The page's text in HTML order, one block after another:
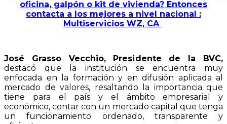
oficina, galpón o kit de vivienda? Entonces
contacta a los mejores a nivel nacional :
Multiservicios WZ, CA
José Grasso Vecchio, Presidente de la BVC,
destacó que la institución se encuentra muy
enfocada en la formación y en difusión aplicada al
mercado de valores, resaltando la importancia que
tiene para el país y el ámbito empresarial y
económico, contar con un mercado capital que tenga
un funcionamiento ordenado, transparente y